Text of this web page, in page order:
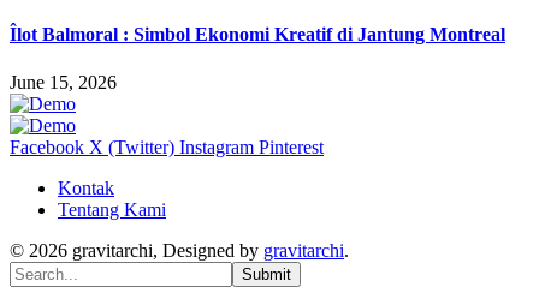
Îlot Balmoral : Simbol Ekonomi Kreatif di Jantung Montreal
June 15, 2026
Facebook X (Twitter) Instagram Pinterest
Kontak
Tentang Kami
© 2026 gravitarchi, Designed by gravitarchi.
Submit